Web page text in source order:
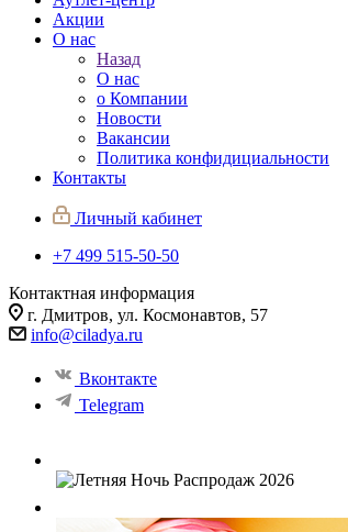
Акции
О нас
Назад
О нас
о Компании
Новости
Вакансии
Политика конфидициальности
Контакты
Личный кабинет
+7 499 515-50-50
Контактная информация
г. Дмитров, ул. Космонавтов, 57
info@ciladya.ru
Вконтакте
Telegram